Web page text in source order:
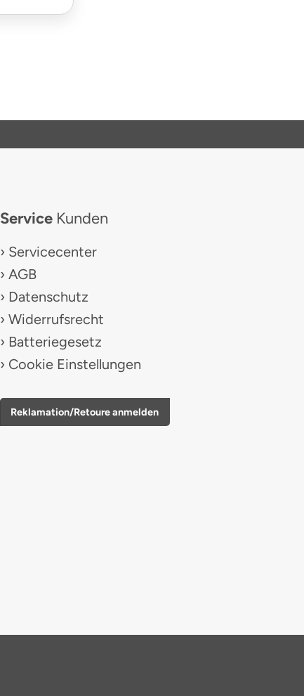
ServiceKunden
Servicecenter
AGB
Datenschutz
Widerrufsrecht
Batteriegesetz
Cookie Einstellungen
Reklamation/Retoure anmelden